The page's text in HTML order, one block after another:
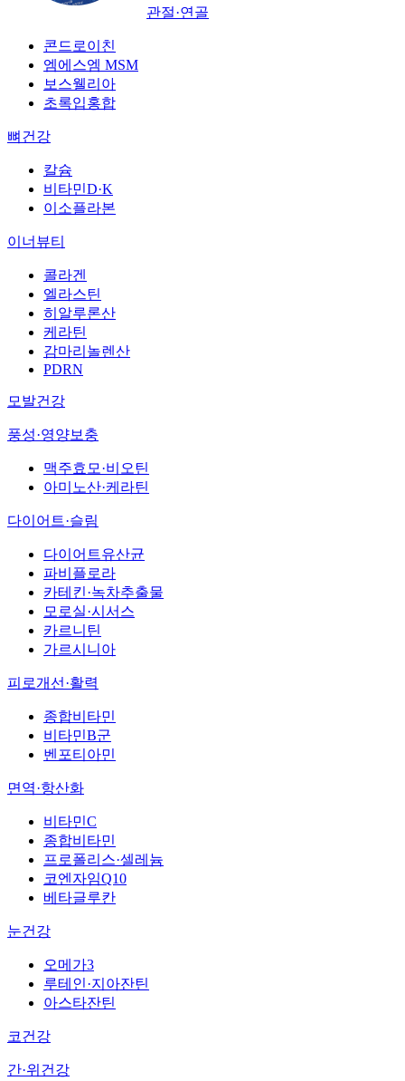
관절·연골
콘드로이친
엠에스엠 MSM
보스웰리아
초록입홍합
뼈건강
칼슘
비타민D·K
이소플라본
이너뷰티
콜라겐
엘라스틴
히알루론산
케라틴
감마리놀렌산
PDRN
모발건강
풍성·영양보충
맥주효모·비오틴
아미노산·케라틴
다이어트·슬림
다이어트유산균
파비플로라
카테킨·녹차추출물
모로실·시서스
카르니틴
가르시니아
피로개선·활력
종합비타민
비타민B군
벤포티아민
면역·항산화
비타민C
종합비타민
프로폴리스·셀레늄
코엔자임Q10
베타글루칸
눈건강
오메가3
루테인·지아잔틴
아스타잔틴
코건강
간·위건강